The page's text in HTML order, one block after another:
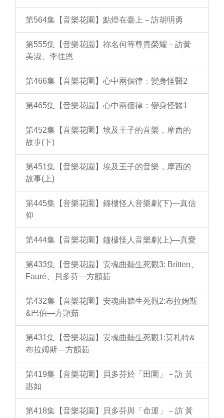
第564集【音樂花園】點燈在臺上－訪胡明勇
第555集【音樂花園】祢名何等尊貴榮耀－訪黃
美淑、李佳恩
第466集【音樂花園】心中兩個律：變身怪醫2
第465集【音樂花園】心中兩個律：變身怪醫1
第452集【音樂花園】埃及王子的音樂，摩西的
故事(下)
第451集【音樂花園】埃及王子的音樂，摩西的
故事(上)
第445集【音樂花園】鐘樓怪人音樂劇(下)—真信
仰
第444集【音樂花園】鐘樓怪人音樂劇(上)—真愛
第433集【音樂花園】安魂曲聽生死觀3: Britten、
Fauré、貝多芬—方顗茹
第432集【音樂花園】安魂曲聽生死觀2:布拉姆斯
&巴伯—方顗茹
第431集【音樂花園】安魂曲聽生死觀1:莫札特&
布拉姆斯—方顗茹
第419集【音樂花園】貝多芬於「田園」－訪 黃
惠如
第418集【音樂花園】貝多芬與「命運」－訪 黃